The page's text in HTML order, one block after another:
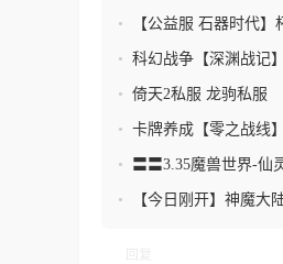
•
【公益服 石器时代
买一切!，内测中
• 科幻战争【深渊战记
百万代金券
• 倚天2私服 龙驹私服
• 卡牌养成【零之战线
代金券
• 〓〓3.35魔兽世界-仙
• 【今日刚开】神魔大